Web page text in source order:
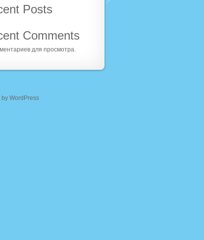
Posts
Comments
для просмотра.
by WordPress